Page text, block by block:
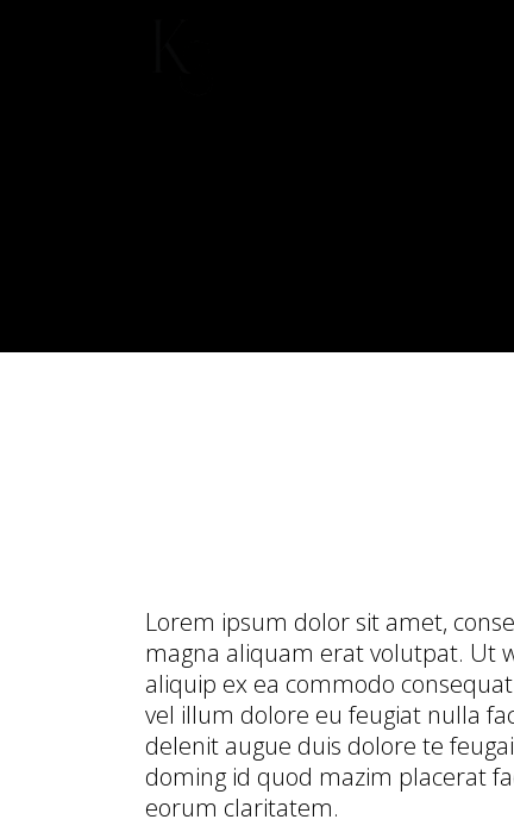
Lorem ipsum dolor sit amet,
magna aliquam erat volutpat. Ut
aliquip ex ea commodo
vel illum dolore eu feugiat nulla
delenit augue duis dolore te
doming id quod mazim placerat
eorum claritatem.